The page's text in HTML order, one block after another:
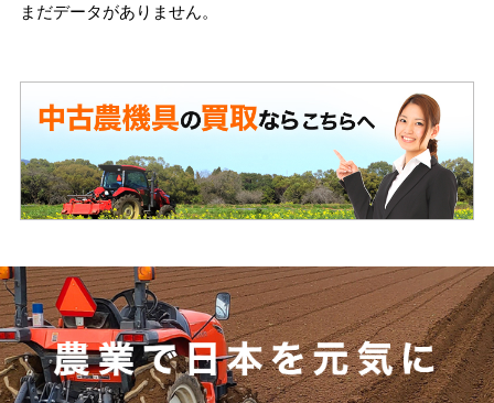
まだデータがありません。